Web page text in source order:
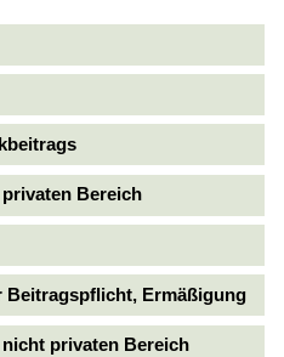
Bereich
Beitragspflicht, Ermäßigung
privaten Bereich